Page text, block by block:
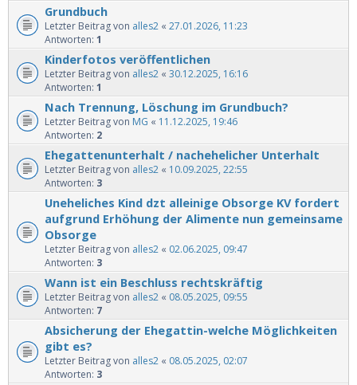
Grundbuch
Letzter Beitrag von alles2 « 27.01.2026, 11:23
Antworten: 1
Kinderfotos veröffentlichen
Letzter Beitrag von alles2 « 30.12.2025, 16:16
Antworten: 1
Nach Trennung, Löschung im Grundbuch?
Letzter Beitrag von MG « 11.12.2025, 19:46
Antworten: 2
Ehegattenunterhalt / nachehelicher Unterhalt
Letzter Beitrag von alles2 « 10.09.2025, 22:55
Antworten: 3
Uneheliches Kind dzt alleinige Obsorge KV fordert
aufgrund Erhöhung der Alimente nun gemeinsame
Obsorge
Letzter Beitrag von alles2 « 02.06.2025, 09:47
Antworten: 3
Wann ist ein Beschluss rechtskräftig
Letzter Beitrag von alles2 « 08.05.2025, 09:55
Antworten: 7
Absicherung der Ehegattin-welche Möglichkeiten
gibt es?
Letzter Beitrag von alles2 « 08.05.2025, 02:07
Antworten: 3